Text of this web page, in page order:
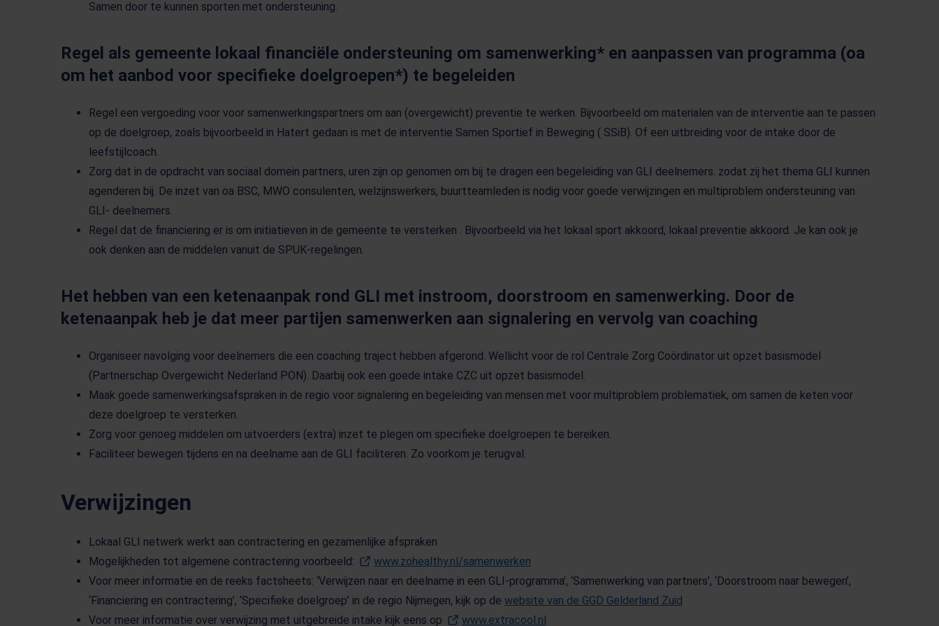
Samen door te kunnen sporten met ondersteuning.
Regel als gemeente lokaal financiële ondersteuning om samenwerking* en aanpassen van programma (oa
om het aanbod voor specifieke doelgroepen*) te begeleiden
Regel een vergoeding voor voor samenwerkingspartners om aan (overgewicht) preventie te werken. Bijvoorbeeld om materialen van de interventie aan te passen
op de doelgroep, zoals bijvoorbeeld in Hatert gedaan is met de interventie Samen Sportief in Beweging ( SSiB). Of een uitbreiding voor de intake door de
leefstijlcoach.
Zorg dat in de opdracht van sociaal domein partners, uren zijn op genomen om bij te dragen een begeleiding van GLI deelnemers. zodat zij het thema GLI kunnen
agenderen bij. De inzet van oa BSC, MWO consulenten, welzijnswerkers, buurtteamleden is nodig voor goede verwijzingen en multiproblem ondersteuning van
GLI- deelnemers.
Regel dat de financiering er is om initiatieven in de gemeente te versterken . Bijvoorbeeld via het lokaal sport akkoord, lokaal preventie akkoord. Je kan ook je
ook denken aan de middelen vanuit de SPUK-regelingen.
Het hebben van een ketenaanpak rond GLI met instroom, doorstroom en samenwerking. Door de
ketenaanpak heb je dat meer partijen samenwerken aan signalering en vervolg van coaching
Organiseer navolging voor deelnemers die een coaching traject hebben afgerond. Wellicht voor de rol Centrale Zorg Coördinator uit opzet basismodel
(Partnerschap Overgewicht Nederland PON). Daarbij ook een goede intake CZC uit opzet basismodel.
Maak goede samenwerkingsafspraken in de regio voor signalering en begeleiding van mensen met voor multiproblem problematiek, om samen de keten voor
deze doelgroep te versterken.
Zorg voor genoeg middelen om uitvoerders (extra) inzet te plegen om specifieke doelgroepen te bereiken.
Faciliteer bewegen tijdens en na deelname aan de GLI faciliteren. Zo voorkom je terugval.
Verwijzingen
Lokaal GLI netwerk werkt aan contractering en gezamenlijke afspraken
Mogelijkheden tot algemene contractering voorbeeld:
www.zohealthy.nl/samenwerken
Voor meer informatie en de reeks factsheets: ‘Verwijzen naar en deelname in een GLI-programma’, ‘Samenwerking van partners’, ‘Doorstroom naar bewegen’,
‘Financiering en contractering’, ‘Specifieke doelgroep’ in de regio Nijmegen, kijk op de website van de GGD Gelderland Zuid
Voor meer informatie over verwijzing met uitgebreide intake kijk eens op
www.extracool.nl